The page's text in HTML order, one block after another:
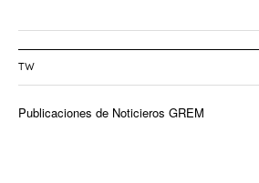
TW
Publicaciones de Noticieros GREM